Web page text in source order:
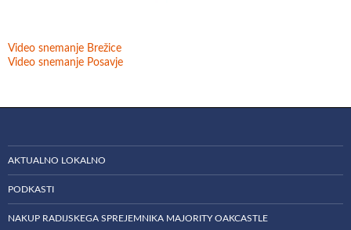
Video snemanje Brežice
Video snemanje Posavje
AKTUALNO LOKALNO
PODKASTI
NAKUP RADIJSKEGA SPREJEMNIKA MAJORITY OAKCASTLE